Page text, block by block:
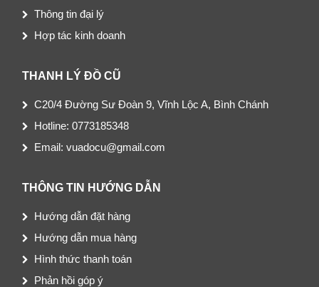
Thông tin đại lý
Hợp tác kinh doanh
THANH LÝ ĐỒ CŨ
C20/4 Đường Sư Đoàn 9, Vĩnh Lộc A, Bình Chánh
Hotline: 0773185348
Email: vuadocu@gmail.com
THÔNG TIN HƯỚNG DẪN
Hướng dẫn đặt hàng
Hướng dẫn mua hàng
Hình thức thanh toán
Phản hồi góp ý